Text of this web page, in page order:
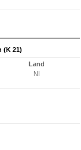
(K 21)
Land
NI